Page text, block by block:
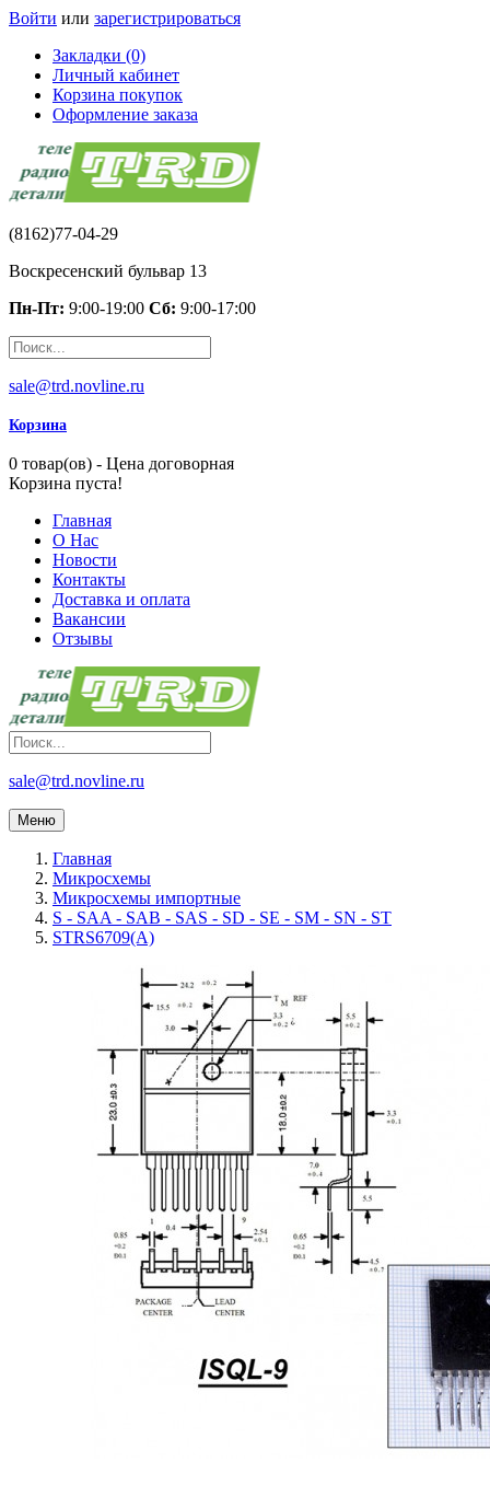
Войти или зарегистрироваться
Закладки (0)
Личный кабинет
Корзина покупок
Оформление заказа
(8162)77-04-29
Воскресенский бульвар 13
Пн-Пт: 9:00-19:00 Сб: 9:00-17:00
sale@trd.novline.ru
Корзина
0 товар(ов) - Цена договорная
Корзина пуста!
Главная
О Нас
Новости
Контакты
Доставка и оплата
Вакансии
Отзывы
sale@trd.novline.ru
Меню
Главная
Микросхемы
Микросхемы импортные
S - SAA - SAB - SAS - SD - SE - SM - SN - ST
STRS6709(A)